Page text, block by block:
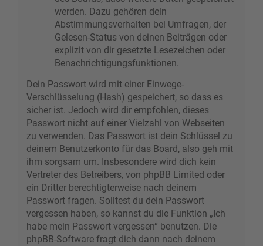
werden. Dazu gehören dein
Abstimmungsverhalten bei Umfragen, der
Gelesen-Status von deinen Beiträgen oder
explizit von dir gesetzte Lesezeichen oder
Benachrichtigungsfunktionen.
Dein Passwort wird mit einer Einwege-
Verschlüsselung (Hash) gespeichert, so dass es
sicher ist. Jedoch wird dir empfohlen, dieses
Passwort nicht auf einer Vielzahl von Webseiten
zu verwenden. Das Passwort ist dein Schlüssel zu
deinem Benutzerkonto für das Board, also geh mit
ihm sorgsam um. Insbesondere wird dich kein
Vertreter des Betreibers, von phpBB Limited oder
ein Dritter berechtigterweise nach deinem
Passwort fragen. Solltest du dein Passwort
vergessen haben, so kannst du die Funktion „Ich
habe mein Passwort vergessen“ benutzen. Die
phpBB-Software fragt dich dann nach deinem